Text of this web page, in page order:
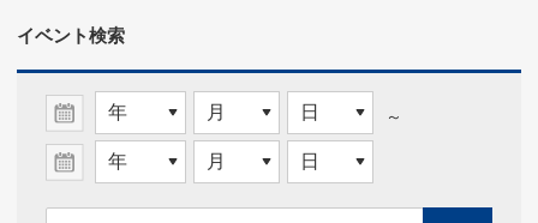
イベントを探す
・ イベント一覧
・ イベントカレンダー
イベント検索
～